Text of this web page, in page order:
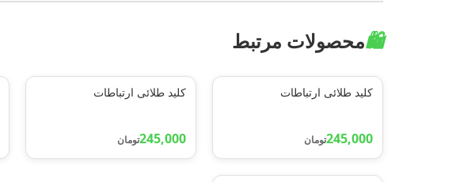
🛍️محصولات مرتبط
کلید طلائی ارتباطات
245,000تومان
کلید طلائی ارتباطات
245,000تومان